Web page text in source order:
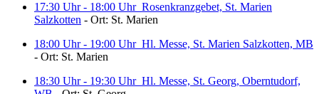
17:30 Uhr - 18:00 Uhr Rosenkranzgebet, St. Marien
Salzkotten - Ort: St. Marien
18:00 Uhr - 19:00 Uhr Hl. Messe, St. Marien Salzkotten, MB
- Ort: St. Marien
18:30 Uhr - 19:30 Uhr Hl. Messe, St. Georg, Oberntudorf,